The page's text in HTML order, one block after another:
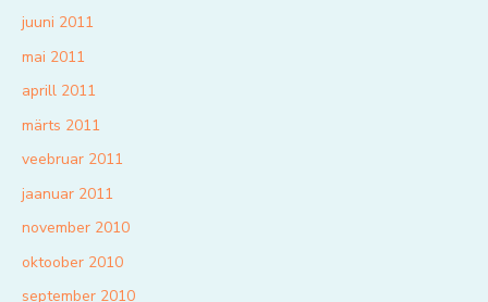
juuni 2011
mai 2011
aprill 2011
märts 2011
veebruar 2011
jaanuar 2011
november 2010
oktoober 2010
september 2010